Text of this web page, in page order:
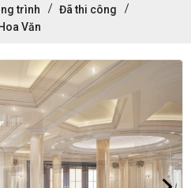
trình
Đã thi công
Văn